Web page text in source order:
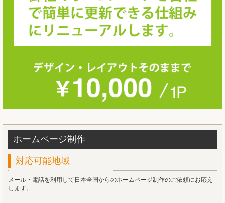
ホームページ制作
対応可能地域
メール・電話を利用して日本全国からのホームページ制作のご依頼にお応え
します。